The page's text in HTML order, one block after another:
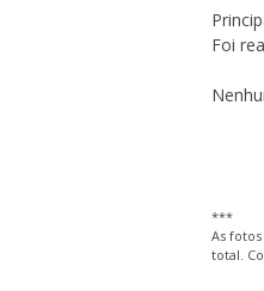
Foi
***
As
total.